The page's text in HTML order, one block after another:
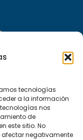
tecnologías
a la información
nos
de
este sitio. No
afectar negativamente